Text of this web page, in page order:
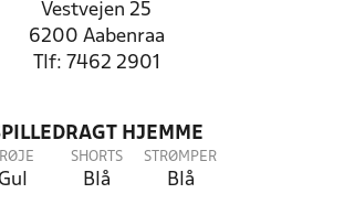
Vestvejen 25
6200 Aabenraa
Tlf: 7462 2901
HJEMME
SHORTS
Blå
STRØMPER
Blå